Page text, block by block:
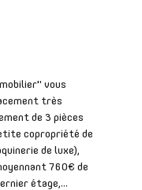
vous
très
de 3 pièces
copropriété de
de luxe),
760€ de
étage,...